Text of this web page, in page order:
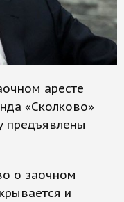
аресте
«Сколково»
предъявлены
о заочном
и